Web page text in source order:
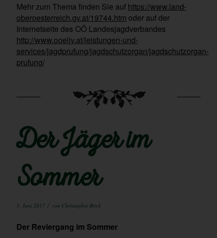
Mehr zum Thema finden Sie auf https://www.land-
oberoesterreich.gv.at/19744.htm oder auf der
Internetseite des OÖ Landesjagdverbandes
http://www.ooeljv.at/leistungen-und-
services/jagdprufung/jagdschutzorgan/jagdschutzorgan-
prufung/
Der Jäger im
Sommer
1. Juni 2017 / von Christopher Böck
Der Reviergang im Sommer